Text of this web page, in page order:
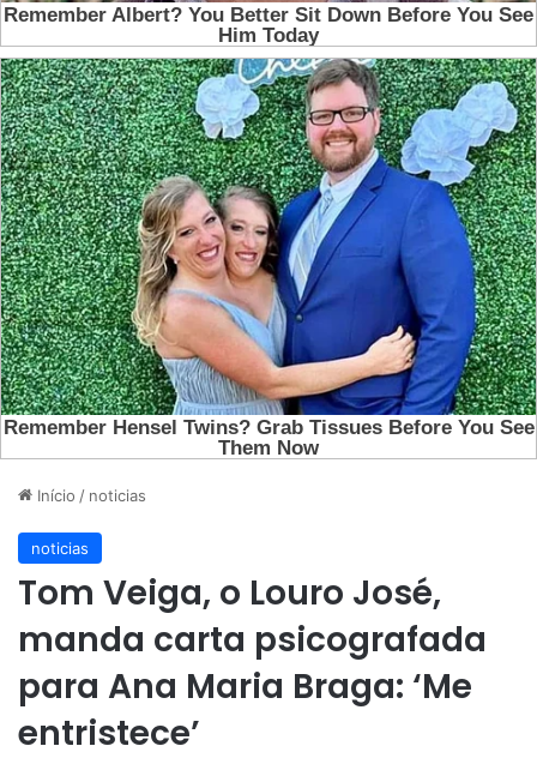
Início / noticias
noticias
Tom Veiga, o Louro José,
manda carta psicografada
para Ana Maria Braga: ‘Me
entristece’